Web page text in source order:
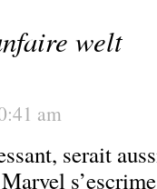
welt
am
serait